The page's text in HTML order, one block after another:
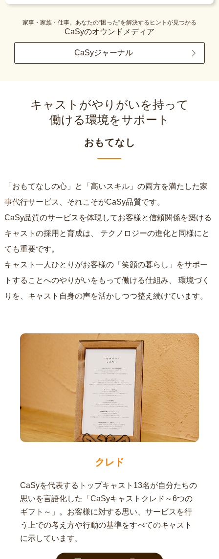
家事・家族・仕事。あなたの“困った”を解決するヒントが見つかる
CaSyのオウンドメディア
CaSyジャーナル
キャストがやりがいを持って
働ける環境をサポート
おもてなし
「おもてなしの心」と「高いスキル」の両方を満たした家
事代行サービス、それこそがCaSy品質です。
CaSy品質のサービスを体現してお客様と信頼関係を築ける
キャストの採用と育成は、
ても重要です。
キャスト一人ひとりがお客様の「笑顔の暮らし」をサポー
トすることへのやりがいをもって働ける仕組み、
りを、キャスト自身の声を活かしつつ整え続けています。
クレド
CaSyを代表するトップキャスト13名が自分たちの
思いを言語化した「CaSyキャストクレド～6つの
ギフト～」。お客様に対する思い、サービスを行
う上での考え方や行動の基準をすべてのキャスト
に示しています。